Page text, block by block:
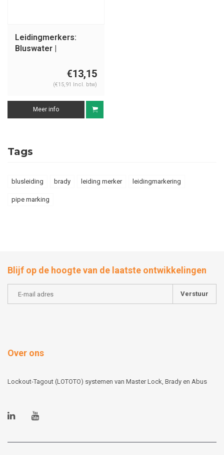
Leidingmerkers:
Bluswater |
€13,15
(€15,91 Incl. btw)
Meer info
Tags
blusleiding brady leiding merker leidingmarkering
pipe marking
Blijf op de hoogte van de laatste ontwikkelingen
Verstuur
Over ons
Lockout-Tagout (LOTOTO) systemen van Master Lock, Brady en Abus